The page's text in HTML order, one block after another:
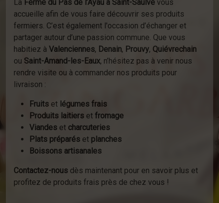
La Ferme du Pas de l’Ayau à Saint-Saulve vous
accueille afin de vous faire découvrir ses produits
fermiers. C’est également l'occasion d’échanger et
partager autour d’une passion commune. Que vous
habitiez à Valenciennes, Denain, Prouvy, Quiévrechain
ou Saint-Amand-les-Eaux, n’hésitez pas à venir nous
rendre visite ou à commander nos produits pour
livraison :
Fruits et légumes frais
Produits laitiers et fromage
Viandes et charcuteries
Plats préparés et planches
Boissons artisanales
Contactez-nous dès maintenant pour en savoir plus et
profitez de produits frais près de chez vous !